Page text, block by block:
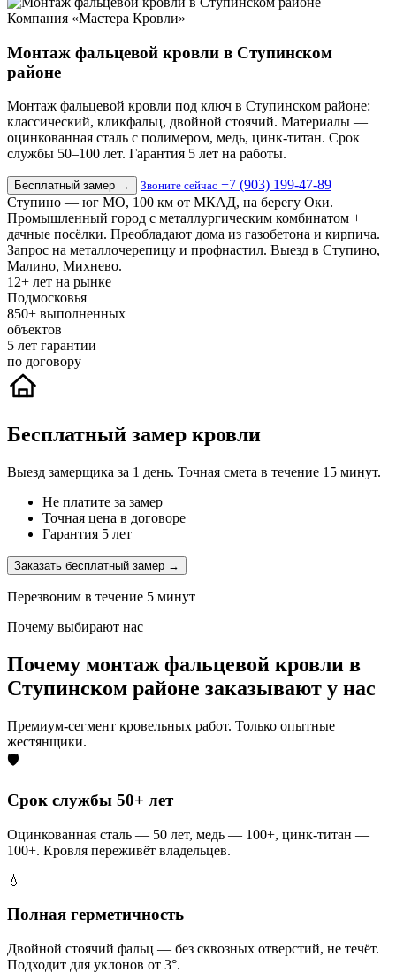
Компания «Мастера Кровли»
Монтаж фальцевой кровли в Ступинском
районе
Монтаж фальцевой кровли под ключ в Ступинском районе:
классический, кликфальц, двойной стоячий. Материалы —
оцинкованная сталь с полимером, медь, цинк-титан. Срок
службы 50–100 лет. Гарантия 5 лет на работы.
Бесплатный замер → Звоните сейчас +7 (903) 199-47-89
Ступино — юг МО, 100 км от МКАД, на берегу Оки.
Промышленный город с металлургическим комбинатом +
дачные посёлки. Преобладают дома из газобетона и кирпича.
Запрос на металлочерепицу и профнастил. Выезд в Ступино,
Малино, Михнево.
12+ лет на рынке
Подмосковья
850+ выполненных
объектов
5 лет гарантии
по договору
Бесплатный замер кровли
Выезд замерщика за 1 день. Точная смета в течение 15 минут.
Не платите за замер
Точная цена в договоре
Гарантия 5 лет
Заказать бесплатный замер →
Перезвоним в течение 5 минут
Почему выбирают нас
Почему монтаж фальцевой кровли в
Ступинском районе заказывают у нас
Премиум-сегмент кровельных работ. Только опытные
жестянщики.
🛡️
Срок службы 50+ лет
Оцинкованная сталь — 50 лет, медь — 100+, цинк-титан —
100+. Кровля переживёт владельцев.
💧
Полная герметичность
Двойной стоячий фальц — без сквозных отверстий, не течёт.
Подходит для уклонов от 3°.